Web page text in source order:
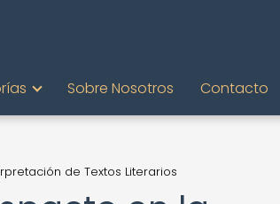
Sobre Nosotros Contacto
de Textos Literarios